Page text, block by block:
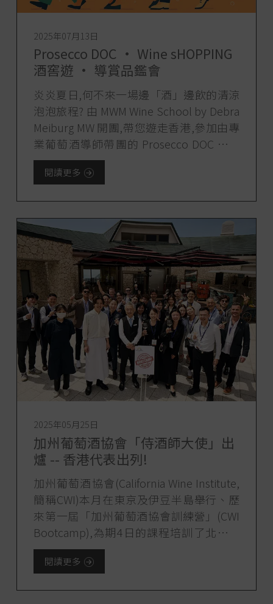
2025年07月13日
Prosecco DOC • Wine sHOPPING
酒窖遊 • 導賞品鑑會
炎炎夏日,何不來一場邊「酒」邊飲的清涼
泡泡旅程? 由 MWM Wine School by Debra
Meiburg MW 開團,帶您遊走香港,參加由專
業葡萄酒導師帶團的 Prosecco DOC 導賞
品鑑會。在充滿義式情懷的氣泡酒世界中
[...]閱讀更多
2025年05月25日
加州葡萄酒協會「侍酒師大使」出
爐 -- 香港代表出列!
加州葡萄酒協會(California Wine Institute,
簡稱CWI)本月在東京及伊豆半島舉行、歷
來第一屆「加州葡萄酒協會訓練營」(CWI
Bootcamp),為期4日的課程培訓了北亞洲
首批「加州葡萄酒侍酒師大使」,共有九位,
來自[...]
閱讀更多